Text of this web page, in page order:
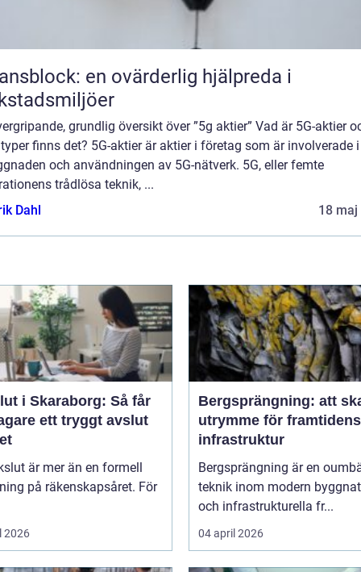
en ovärderlig hjälpreda i
grundlig översikt över ”5g aktier” Vad är 5G-aktier
finns det? 5G-aktier är aktier i företag som är involverade i
och användningen av 5G-nätverk. 5G, eller femte
trådlösa teknik, ...
Dahl
18 maj
i Skaraborg: Så får
ett tryggt avslut
är mer än en formell
på räkenskapsåret. För
2026
Bergsprängning: att
utrymme för framtidens
infrastruktur
Bergsprängning är en
teknik inom modern
och infrastrukturella fr...
04 april 2026